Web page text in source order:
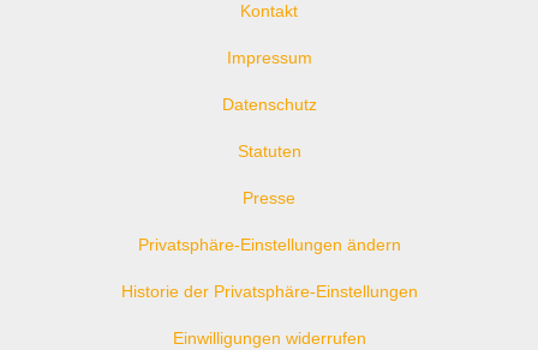
Kontakt
Impressum
Datenschutz
Statuten
Presse
Privatsphäre-Einstellungen ändern
Historie der Privatsphäre-Einstellungen
Einwilligungen widerrufen